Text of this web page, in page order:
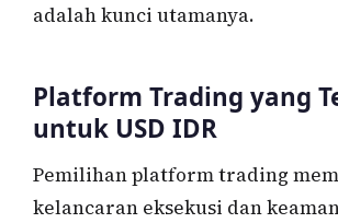
adalah kunci utamanya.
Platform Trading yang
untuk USD IDR
Pemilihan platform trading
kelancaran eksekusi dan